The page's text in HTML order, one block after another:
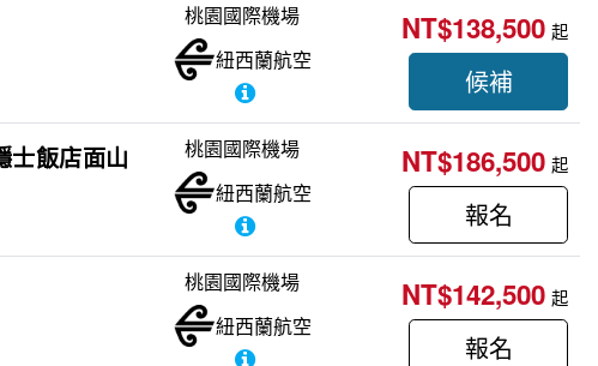
桃園國際機場
紐西蘭航空
NT$138,500 起
候補
士飯店面山
桃園國際機場
紐西蘭航空
NT$186,500 起
報名
桃園國際機場
紐西蘭航空
NT$142,500 起
報名